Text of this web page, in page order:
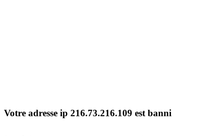
Votre adresse ip 216.73.216.109 est banni